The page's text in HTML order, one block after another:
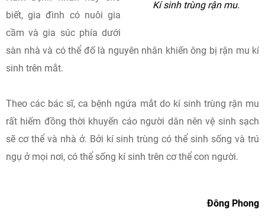
Kí sinh trùng rận mu.
biết, gia đình có nuôi gia
cầm và gia súc phía dưới
sàn nhà và có thể đố là nguyên nhân khiến ông bị rận mu kí
sinh trên mắt.
Theo các bác sĩ, ca bệnh ngứa mắt do kí sinh trùng rận mu
rất hiếm đồng thời khuyến cáo người dân nên vệ sinh sạch
sẽ cơ thể và nhà ở. Bởi kí sinh trùng có thể sinh sống và trú
ngụ ở mọi nơi, có thể sống kí sinh trên cơ thể con người.
Đông Phong